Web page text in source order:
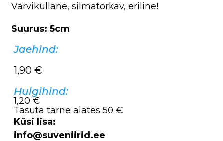
Värviküllane, silmatorkav, eriline!
Suurus: 5cm
Jaehind:
1,90 €
Hulgihind:
1,20 €
Tasuta tarne alates 50 €
Küsi lisa:
info@suveniirid.ee